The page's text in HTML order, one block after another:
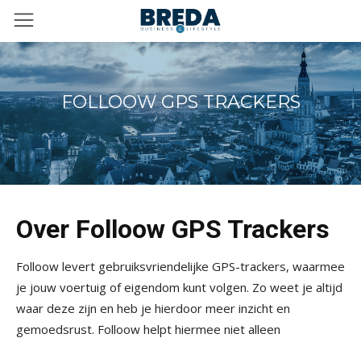
FOLLOOW GPS TRACKERS
Over Folloow GPS Trackers
Folloow levert gebruiksvriendelijke GPS-trackers, waarmee
je jouw voertuig of eigendom kunt volgen. Zo weet je altijd
waar deze zijn en heb je hierdoor meer inzicht en
gemoedsrust. Folloow helpt hiermee niet alleen